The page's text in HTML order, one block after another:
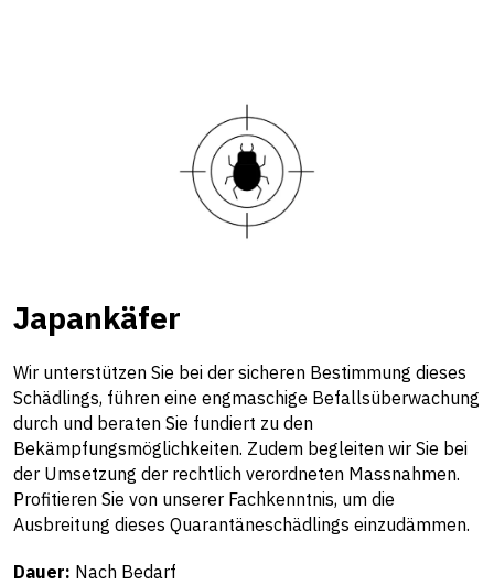
Japankäfer
Wir unterstützen Sie bei der sicheren Bestimmung dieses
Schädlings, führen eine engmaschige Befallsüberwachung
durch und beraten Sie fundiert zu den
Bekämpfungsmöglichkeiten. Zudem begleiten wir Sie bei
der Umsetzung der rechtlich verordneten Massnahmen.
Profitieren Sie von unserer Fachkenntnis, um die
Ausbreitung dieses Quarantäneschädlings einzudämmen.
Dauer: Nach Bedarf